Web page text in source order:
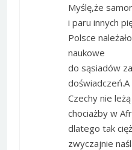
Myślę,że
i paru innych
Polsce
naukowe
do sąsiadów
Czechy nie
chociażby w
dlatego tak
zwyczajnie